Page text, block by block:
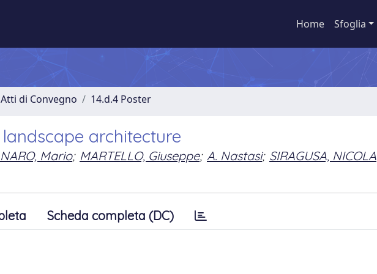
Home Sfoglia
di Convegno 14.d.4 Poster
architecture
Mario; MARTELLO, Giuseppe; A. Nastasi; SIRAGUSA, NICOLA
Scheda completa (DC)